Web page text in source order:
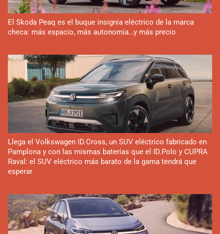
El Skoda Peaq es el buque insignia eléctrico de la marca
checa: más espacio, más autonomía…y más precio
Llega el Volkswagen ID.Cross, un SUV eléctrico fabricado en
Pamplona y con las mismas baterías que el ID.Polo y CUPRA
Raval: el SUV eléctrico más barato de la gama tendrá que
esperar